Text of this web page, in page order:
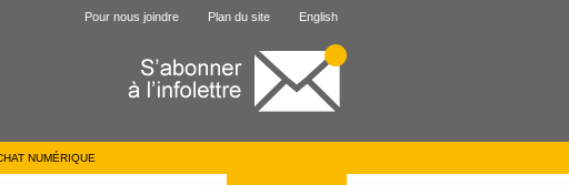
Pour nous joindre Plan du site English
NUMÉRIQUE